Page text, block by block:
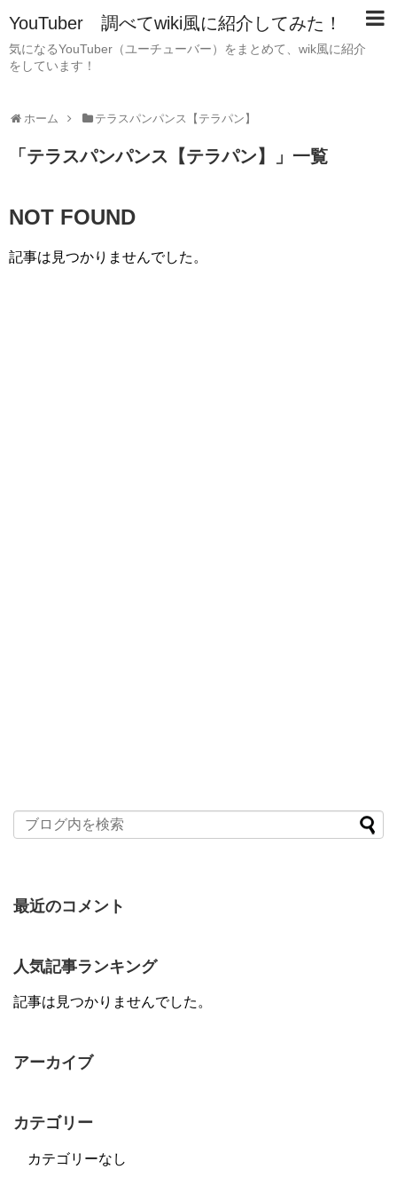
YouTuber 調べてwiki風に紹介してみた！
気になるYouTuber（ユーチューバー）をまとめて、wik風に紹介
をしています！
ホーム テラスパンパンス【テラパン】
「 テラスパンパンス【テラパン】 」 一覧
NOT FOUND
記事は見つかりませんでした。
最近のコメント
人気記事ランキング
記事は見つかりませんでした。
アーカイブ
カテゴリー
カテゴリーなし